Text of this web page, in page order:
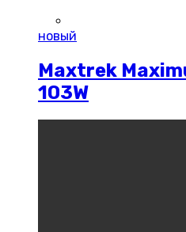
новый
Maxtrek
103W